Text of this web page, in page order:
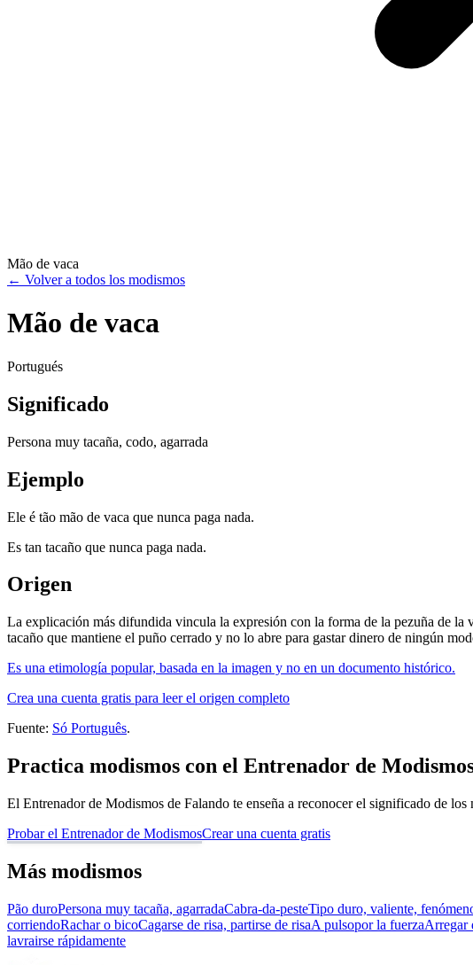
Mão de vaca
← Volver a todos los modismos
Mão de vaca
Portugués
Significado
Persona muy tacaña, codo, agarrada
Ejemplo
Ele é tão mão de vaca que nunca paga nada.
Es tan tacaño que nunca paga nada.
Origen
La explicación más difundida vincula la expresión con la forma de la pezuña de la
tacaño que mantiene el puño cerrado y no lo abre para gastar dinero de ningún
Es una etimología popular, basada en la imagen y no en un documento histórico.
Crea una cuenta gratis para leer el origen completo
Fuente: Só Português.
Practica modismos con el Entrenador de
El Entrenador de Modismos de Falando te enseña a reconocer el significado de
Probar el Entrenador de ModismosCrear una cuenta gratis
Más modismos
Pão duroPersona muy tacaña, agarradaCabra-da-pesteTipo duro, valiente,
corriendoRachar o bicoCagarse de risa, partirse de risaA pulsopor la fuerzaArregar
lavrairse rápidamente